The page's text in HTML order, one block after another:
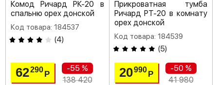
Комод Ричард РК-20 в
спальню орех донской
Код товара: 184537
(4)
62290Р
-55 %
138 420
Прикроватная тумба
Ричард РТ-20 в комнату
орех донской
Код товара: 184539
(5)
20990 Р
-50 %
41 980